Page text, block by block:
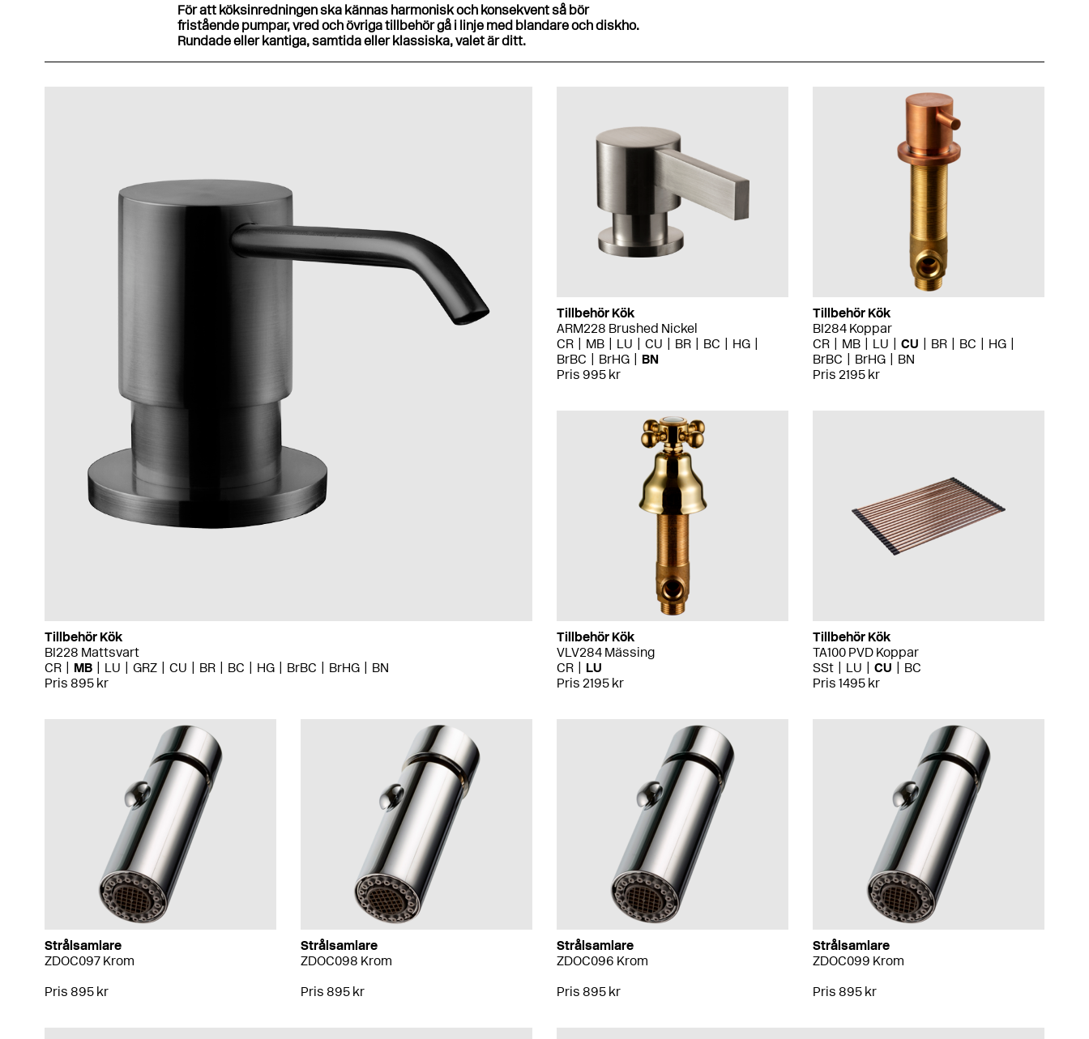
För att köksinredningen ska kännas harmonisk och konsekvent så bör
fristående pumpar, vred och övriga tillbehör gå i linje med blandare och diskho.
Rundade eller kantiga, samtida eller klassiska, valet är ditt.
Tillbehör Kök
BI228 Mattsvart
CR
MB LU GRZ CU BR BC HG BrBC BrHG
BN
Pris 895 kr
Tillbehör Kök
ARM228 Brushed Nickel
CR
MB LU CU BR BC
HG
BrBC
BrHG
BN
Pris 995 kr
Tillbehör Kök
BI284 Koppar
CR
MB LU CU BR BC
HG
BrBC
BrHG
BN
Pris 2195 kr
Tillbehör Kök
VLV284 Mässing
CR
LU
Pris 2195 kr
Tillbehör Kök
TA100 PVD Koppar
SSt
LU CU
BC
Pris 1495 kr
Strålsamlare
ZDOC097 Krom
Pris 895 kr
Strålsamlare
ZDOC098 Krom
Pris 895 kr
Strålsamlare
ZDOC096 Krom
Pris 895 kr
Strålsamlare
ZDOC099 Krom
Pris 895 kr